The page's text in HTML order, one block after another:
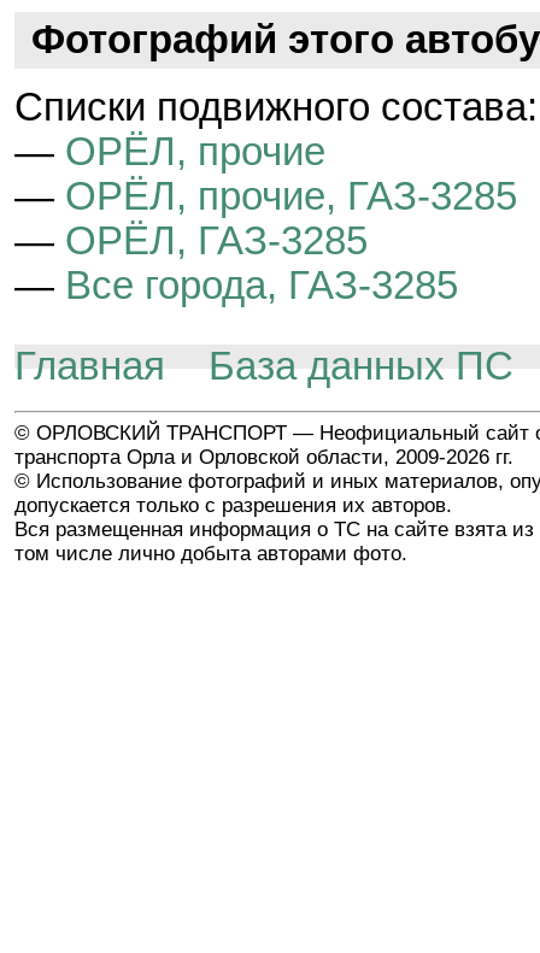
Фотографий этого
Cписки подвижного состава:
— ОРЁЛ, прочие
— ОРЁЛ, прочие, ГАЗ-3285
— ОРЁЛ, ГАЗ-3285
— Все города, ГАЗ-3285
Главная
База данных ПС
© ОРЛОВСКИЙ ТРАНСПОРТ — Неофициальный сайт
транспорта Орла и Орловской области, 2009-2026 гг.
© Использование фотографий и иных материалов,
допускается только с разрешения их авторов.
Вся размещенная информация о ТС на сайте взята из
том числе лично добыта авторами фото.